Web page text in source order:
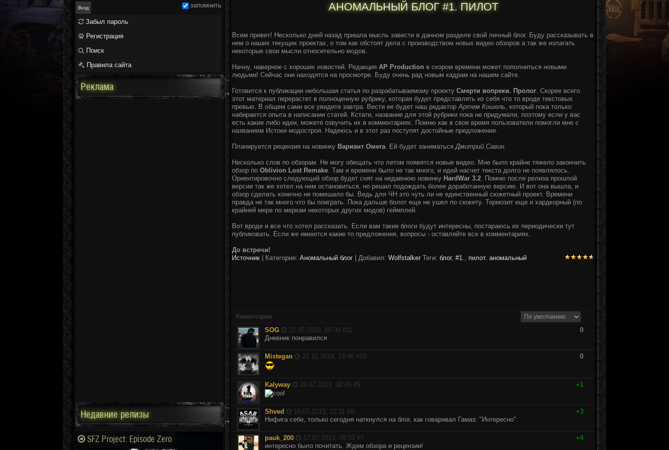
АНОМАЛЬНЫЙ БЛОГ #1. ПИЛОТ
Всем привет! Несколько дней назад пришла мысль завести в данном разделе свой личный блог. Буду рассказывать в
нем о наших текущих проектах, о том как обстоят дела с производством новых видео обзоров а так же излагать
некоторые свои мысли относительно модов.
Начну, наверное с хороших новостей. Редакция AP Production в скором времени может пополниться новыми
людьми! Сейчас они находятся на просмотре. Буду очень рад новым кадрам на нашем сайте.
Готовится к публикации небольшая статья по разрабатываемому проекту Смерти вопреки. Пролог. Скорее всего
этот материал перерастет в полноценную рубрику, которая будет представлять из себя что то вроде текстовых
превью. В общем сами все увидите завтра. Вести ее будет наш редакторАртем Кошель, который пока только
набирается опыта в написании статей. Кстати, название для этой рубрики пока не придумали, поэтому если у вас
есть какие либо идеи, можете озвучить их в комментариях. Помню как в свое время пользователи помогли мне с
названием Истоки модостроя. Надеюсь и в этот раз поступят достойные предложения.
Планируется рецензия на новинку Вариант Омега. Ей будет заниматьсяДмитрий Савин.
Несколько слов по обзорам. Не могу обещать что летом появятся новые видео. Мне было крайне тяжело закончить
обзор по Oblivion Lost Remake. Там и времени было не так много, и идей насчет текста долго не появлялось.
Ориентировочно следующий обзор будет снят на недавнюю новинку HardWar 3.2. Помню после релиза прошлой
версии так же хотел на нем остановиться, но решил подождать более доработанную версию. И вот она вышла, и
обзор сделать конечно не помешало бы. Ведь для ЧН это чуть ли не единственный сюжетный проект. Времени
правда не так много что бы поиграть. Пока дальше болот еще не ушел по сюжету. Тормозит еще и хардкорный (по
крайней мере по меркам некоторых других модов) геймплей.
Вот вроде и все что хотел рассказать. Если вам такие блоги будут интересны, постараюсь их периодически тут
публиковать. Если же имеются какие то предложения, вопросы - оставляйте все в комментариях.
До встречи!
Источник
Категория: Аномальный блог | Добавил: Wolfstalker Теги: блог, #1., пилот, аномальный
Коментарии
SOG
22.05.2020, 00:09 #11
0
Дневник понравился
Mistegan 22.12.2019, 19:46 #10 0
Kalyway 29.07.2013, 08:49 #9 +1
Shved 18.07.2013, 12:11 #8
+3
Нифига себе, только сегодня наткнулся на блог, как говаривал Гамаз: "Интересно".
pauk_200 17.07.2013, 08:53 #7
+4
интересно было почитать. Ждем обзора и рецензии!
запомнить
Забыл пароль
Регистрация
Поиск
Правила сайта
Реклама
Недавние релизы
SFZ Project: Episode Zero